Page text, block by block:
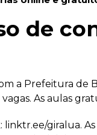
de
a Prefeitura de
As aulas
giralua.